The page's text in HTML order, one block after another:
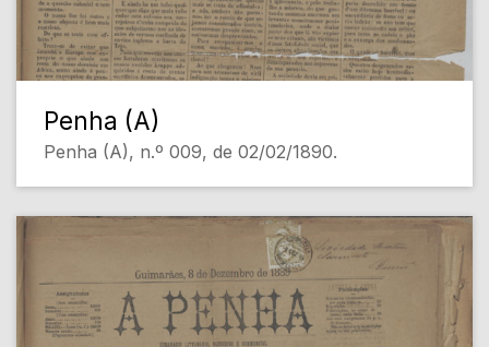
Penha (A)
Penha (A), n.º 009, de 02/02/1890.